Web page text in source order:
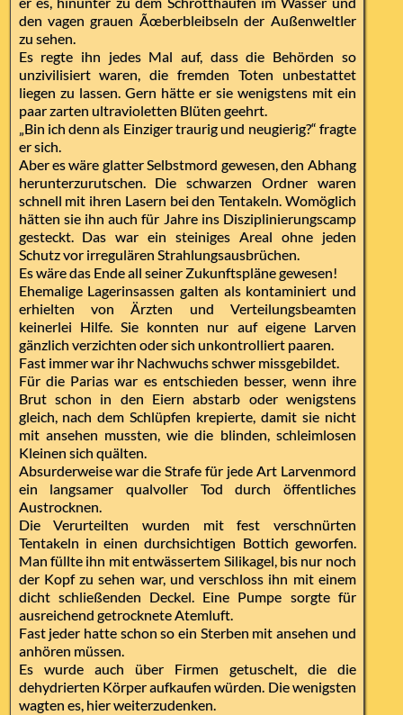
den vagen grauen Ãœberbleibseln der Außenweltler
zu sehen.
Es regte ihn jedes Mal auf, dass die Behörden so
unzivilisiert waren, die fremden Toten unbestattet
liegen zu lassen. Gern hätte er sie wenigstens mit ein
paar zarten ultravioletten Blüten geehrt.
„Bin ich denn als Einziger traurig und neugierig?“ fragte
er sich.
Aber es wäre glatter Selbstmord gewesen, den Abhang
herunterzurutschen. Die schwarzen Ordner waren
schnell mit ihren Lasern bei den Tentakeln. Womöglich
hätten sie ihn auch für Jahre ins Disziplinierungscamp
gesteckt. Das war ein steiniges Areal ohne jeden
Schutz vor irregulären Strahlungsausbrüchen.
Es wäre das Ende all seiner Zukunftspläne gewesen!
Ehemalige Lagerinsassen galten als kontaminiert und
erhielten von Ärzten und Verteilungsbeamten
keinerlei Hilfe. Sie konnten nur auf eigene Larven
gänzlich verzichten oder sich unkontrolliert paaren.
Fast immer war ihr Nachwuchs schwer missgebildet.
Für die Parias war es entschieden besser, wenn ihre
Brut schon in den Eiern abstarb oder wenigstens
gleich, nach dem Schlüpfen krepierte, damit sie nicht
mit ansehen mussten, wie die blinden, schleimlosen
Kleinen sich quälten.
Absurderweise war die Strafe für jede Art Larvenmord
ein langsamer qualvoller Tod durch öffentliches
Austrocknen.
Die Verurteilten wurden mit fest verschnürten
Tentakeln in einen durchsichtigen Bottich geworfen.
Man füllte ihn mit entwässertem Silikagel, bis nur noch
der Kopf zu sehen war, und verschloss ihn mit einem
dicht schließenden Deckel. Eine Pumpe sorgte für
ausreichend getrocknete Atemluft.
Fast jeder hatte schon so ein Sterben mit ansehen und
anhören müssen.
Es wurde auch über Firmen getuschelt, die die
dehydrierten Körper aufkaufen würden. Die wenigsten
wagten es, hier weiterzudenken.